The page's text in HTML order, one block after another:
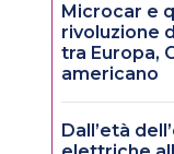
Microcar e
rivoluzione
tra Europa,
americano
Dall’età